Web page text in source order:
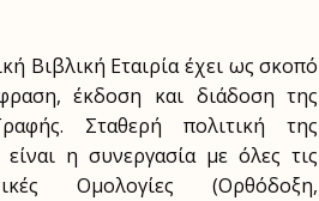
Βιβλική Εταιρία έχει ως σκοπό
έκδοση και διάδοση της
Σταθερή πολιτική της
είναι η συνεργασία με όλες τις
Ομολογίες (Ορθόδοξη,